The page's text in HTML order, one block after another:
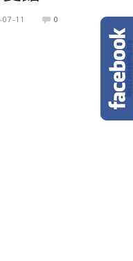
11 0